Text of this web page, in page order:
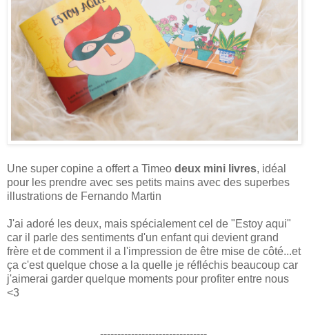
Une super copine a offert a Timeo deux mini livres, idéal
pour les prendre avec ses petits mains avec des superbes
illustrations de Fernando Martin
J'ai adoré les deux, mais spécialement cel de "Estoy aqui"
car il parle des sentiments d'un enfant qui devient grand
frère et de comment il a l'impression de être mise de côté...et
ça c'est quelque chose a la quelle je réfléchis beaucoup car
j'aimerai garder quelque moments pour profiter entre nous
<3